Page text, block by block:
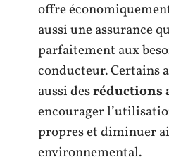
offre
aussi une assurance
parfaitement aux
conducteur. Certains
aussi desréductions
encourager
propres et diminuer
environnemental.